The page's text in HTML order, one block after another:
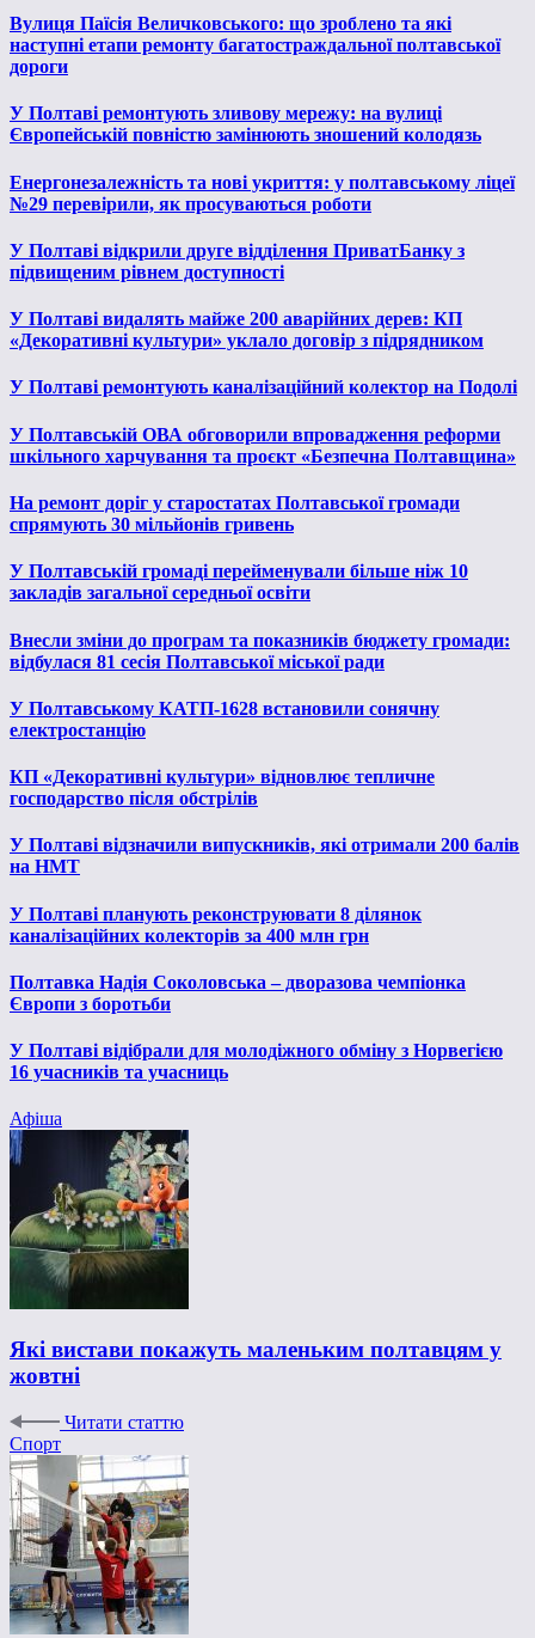
Вулиця Паїсія Величковського: що зроблено та які
наступні етапи ремонту багатостраждальної полтавської
дороги
У Полтаві ремонтують зливову мережу: на вулиці
Європейській повністю замінюють зношений колодязь
Енергонезалежність та нові укриття: у полтавському ліцеї
№29 перевірили, як просуваються роботи
У Полтаві відкрили друге відділення ПриватБанку з
підвищеним рівнем доступності
У Полтаві видалять майже 200 аварійних дерев: КП
«Декоративні культури» уклало договір з підрядником
У Полтаві ремонтують каналізаційний колектор на Подолі
У Полтавській ОВА обговорили впровадження реформи
шкільного харчування та проєкт «Безпечна Полтавщина»
На ремонт доріг у старостатах Полтавської громади
спрямують 30 мільйонів гривень
У Полтавській громаді перейменували більше ніж 10
закладів загальної середньої освіти
Внесли зміни до програм та показників бюджету громади:
відбулася 81 сесія Полтавської міської ради
У Полтавському КАТП-1628 встановили сонячну
електростанцію
КП «Декоративні культури» відновлює тепличне
господарство після обстрілів
У Полтаві відзначили випускників, які отримали 200 балів
на НМТ
У Полтаві планують реконструювати 8 ділянок
каналізаційних колекторів за 400 млн грн
Полтавка Надія Соколовська – дворазова чемпіонка
Європи з боротьби
У Полтаві відібрали для молодіжного обміну з Норвегією
16 учасників та учасниць
Афіша
Які вистави покажуть маленьким полтавцям у
жовтні
Читати статтю
Спорт